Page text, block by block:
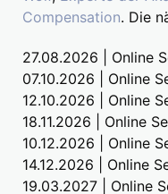
Compensation. Die
27.08.2026 | Online
07.10.2026 | Online
12.10.2026 | Online
18.11.2026 | Online
10.12.2026 | Online
14.12.2026 | Online
19.03.2027 | Online